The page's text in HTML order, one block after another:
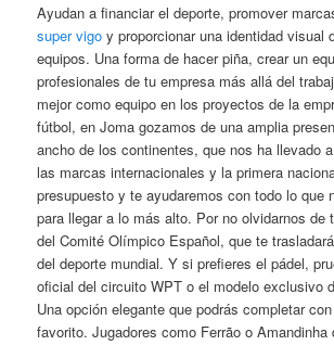
Ayudan a financiar el deporte, promover
super vigo y proporcionar una identidad visual
equipos. Una forma de hacer piña, crear un
profesionales de tu empresa más allá del
mejor como equipo en los proyectos de la
fútbol, en Joma gozamos de una amplia
ancho de los continentes, que nos ha llevado
las marcas internacionales y la primera
presupuesto y te ayudaremos con todo lo que
para llegar a lo más alto. Por no olvidarnos de
del Comité Olímpico Español, que te
del deporte mundial. Y si prefieres el pádel,
oficial del circuito WPT o el modelo exclusivo
Una opción elegante que podrás completar
favorito. Jugadores como Ferrão o Amandinha